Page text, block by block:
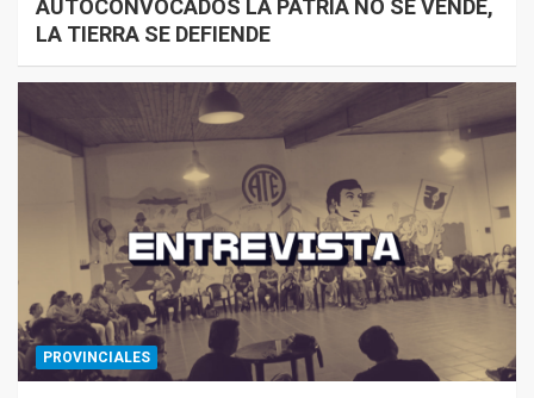
AUTOCONVOCADOS LA PATRIA NO SE VENDE,
LA TIERRA SE DEFIENDE
PROVINCIALES